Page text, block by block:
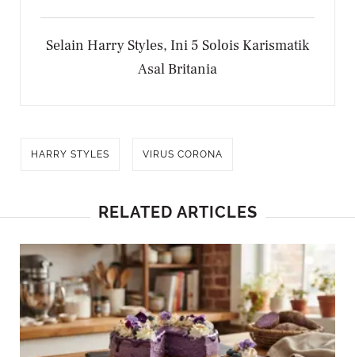
Selain Harry Styles, Ini 5 Solois Karismatik
Asal Britania
HARRY STYLES VIRUS CORONA
RELATED ARTICLES